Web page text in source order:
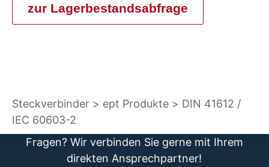
zur Lagerbestandsabfrage
Steckverbinder ept Produkte
DIN 41612 /
IEC 60603-2
Fragen? Wir verbinden Sie gerne mit Ihrem
direkten Ansprechpartner!